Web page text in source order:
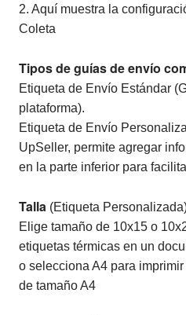
2. Aquí muestra la
Coleta
Tipos de guías de envío
Etiqueta de Envío Estándar
plataforma).
Etiqueta de Envío
UpSeller, permite agregar
en la parte inferior para
Talla (Etiqueta
Elige tamaño de 10x15 o
etiquetas térmicas en un
o selecciona A4 para
de tamaño A4